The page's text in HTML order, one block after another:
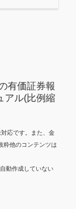
有価証券報
アル(比例縮
応です。また、金
粋他のコンテンツは
動作成していない